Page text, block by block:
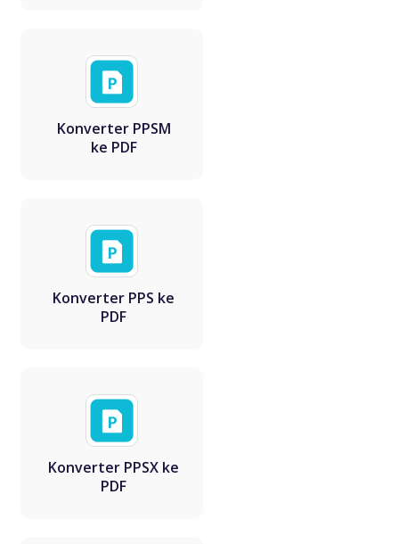
Konverter PPSM
ke PDF
Konverter PPS ke
PDF
Konverter PPSX ke
PDF